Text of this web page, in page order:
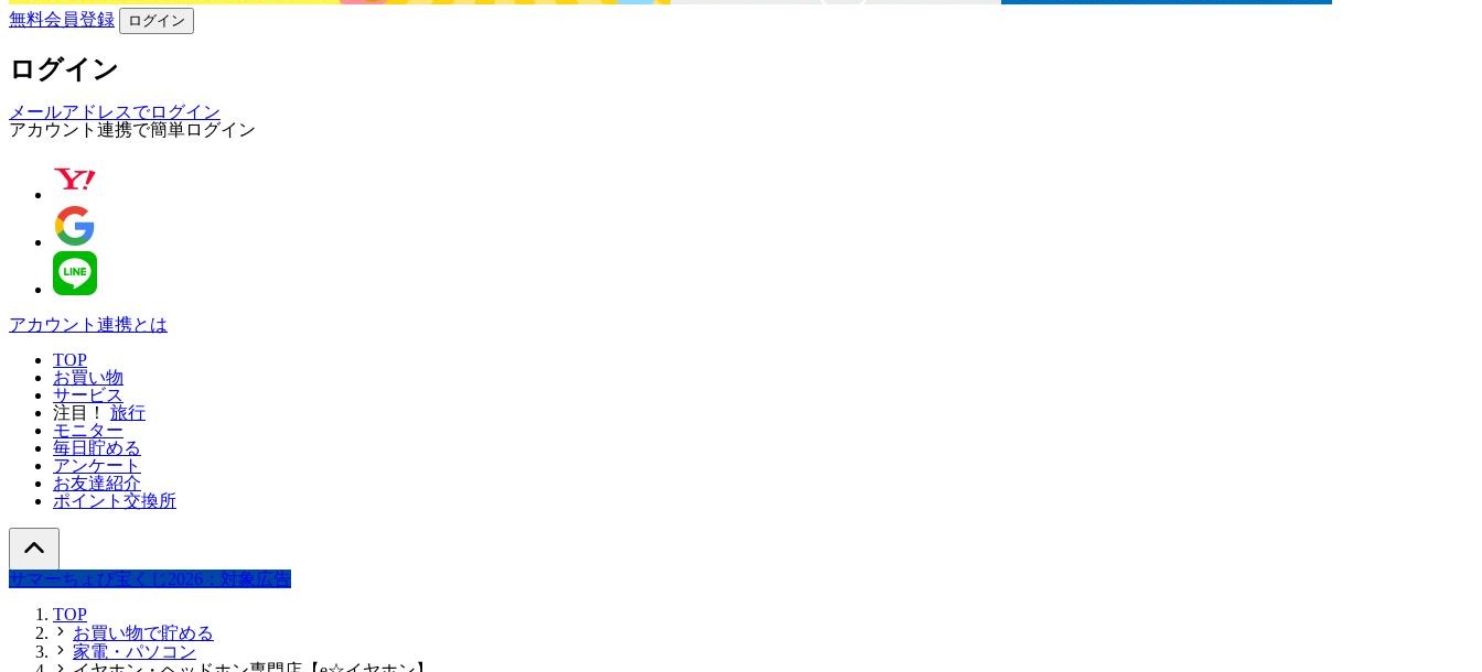
無料会員登録 ログイン
ログイン
メールアドレスでログイン
アカウント連携で簡単ログイン
アカウント連携とは
TOP
お買い物
サービス
注目！
旅行
モニター
毎日貯める
アンケート
お友達紹介
ポイント交換所
サマーちょび宝くじ2026：対象広告
TOP
お買い物で貯める
家電・パソコン